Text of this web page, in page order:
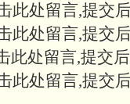
宣传彩
名网站
此处留言,提交
此处留言,提交
此处留言,提交
此处留言,提交